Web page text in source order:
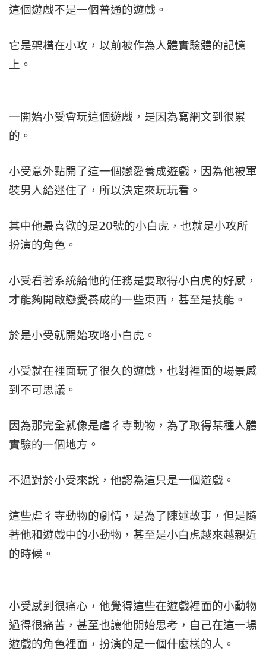
這個遊戲不是一個普通的遊戲。
它是架構在小攻，以前被作為人體實驗體的記憶
上。
一開始小受會玩這個遊戲，是因為寫網文到很累
的。
小受意外點開了這一個戀愛養成遊戲，因為他被軍
裝男人給迷住了，所以決定來玩玩看。
其中他最喜歡的是20號的小白虎，也就是小攻所
扮演的角色。
小受看著系統給他的任務是要取得小白虎的好感，
才能夠開啟戀愛養成的一些東西，甚至是技能。
於是小受就開始攻略小白虎。
小受就在裡面玩了很久的遊戲，也對裡面的場景感
到不可思議。
因為那完全就像是虐彳寺動物，為了取得某種人體
實驗的一個地方。
不過對於小受來說，他認為這只是一個遊戲。
這些虐彳寺動物的劇情，是為了陳述故事，但是隨
著他和遊戲中的小動物，甚至是小白虎越來越親近
的時候。
小受感到很痛心，他覺得這些在遊戲裡面的小動物
過得很痛苦，甚至也讓他開始思考，自己在這一場
遊戲的角色裡面，扮演的是一個什麼樣的人。